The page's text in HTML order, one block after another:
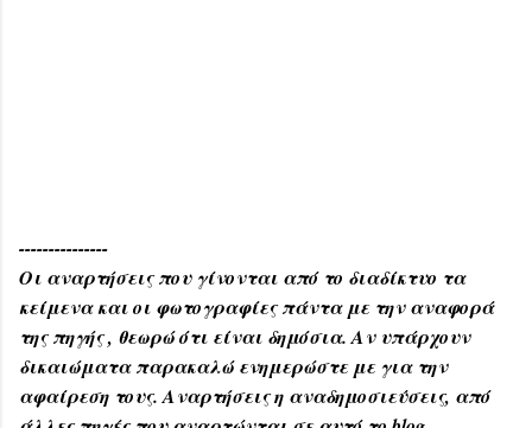
---------------
Οι αναρτήσεις που γίνονται από το διαδίκτυο τα
κείμενα και οι φωτογραφίες πάντα με την αναφορά
της πηγής , θεωρώ ότι είναι δημόσια. Αν υπάρχουν
δικαιώματα παρακαλώ ενημερώστε με για την
αφαίρεση τους. Αναρτήσεις η αναδημοσιεύσεις, από